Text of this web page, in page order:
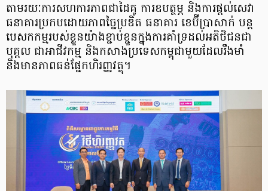
តាមរយៈការសហការភាពជាដៃគូ ការឧបត្ថម្ភ និងការផ្ដល់សេវា
ធនាគារប្រកបដោយភាពច្នៃប្រឌិត ធនាគារ ខេប៊ីប្រាសាក់ បន្ត
បេសកកម្មរបស់ខ្លួនយ៉ាងខ្ជាប់ខ្ជួនក្នុងការគាំទ្រដល់អតិថិជនជា
បុគ្គល ជាអាជីវកម្ម និងកសាងប្រទេសកម្ពុជាមួយដែលរឹងមាំ
និងមានភាពធន់ផ្នែកហិរញ្ញវត្ថុ។